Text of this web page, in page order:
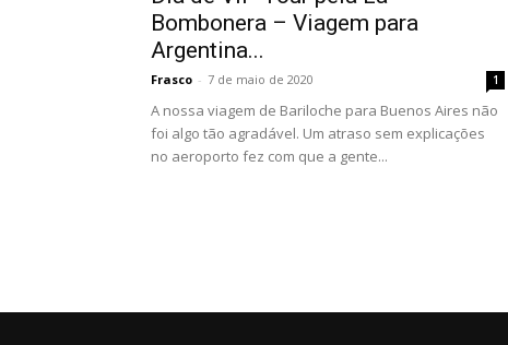
Bombonera – Viagem para
Argentina...
Frasco - 7 de maio de 2020 1
A nossa viagem de Bariloche para Buenos Aires não
foi algo tão agradável. Um atraso sem explicações
no aeroporto fez com que a gente...